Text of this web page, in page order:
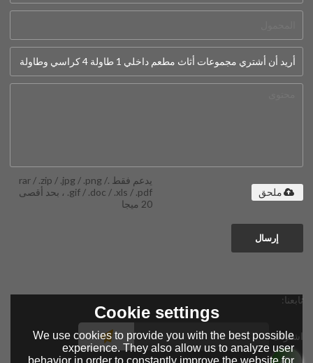
يدعم فقط .rar / .zip / .jpg / .png /
.gif / .doc / .xls / .pdf ، بحد أقصى
20 ميجا
ملحق
إرسال
تابعنا:
اشتراك
Cookie settings
We use cookies to provide you with the best possible
experience. They also allow us to analyze user
behavior in order to constantly improve the website for